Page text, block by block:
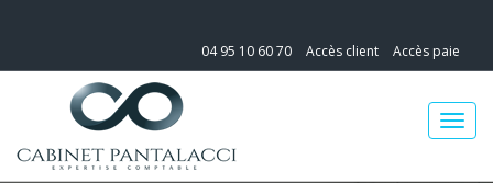
04 95 10 60 70 Accès client Accès paie